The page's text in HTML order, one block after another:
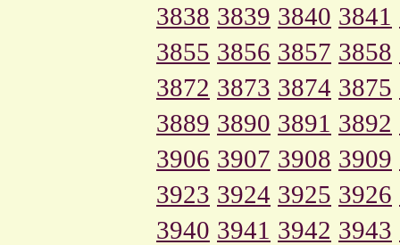
3838 3839 3840 3841
3855 3856 3857 3858
3872 3873 3874 3875
3889 3890 3891 3892
3906 3907 3908 3909
3923 3924 3925 3926
3940 3941 3942 3943